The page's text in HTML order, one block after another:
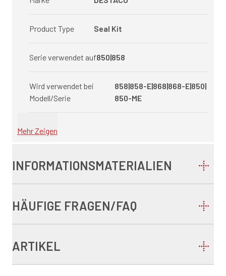
Product Type Seal Kit
Serie verwendet auf850|858
Wird verwendet bei
Modell/Serie
858|858-E|868|868-E|850|
850-ME
Mehr Zeigen
INFORMATIONSMATERIALIEN
HÄUFIGE FRAGEN/FAQ
ARTIKEL